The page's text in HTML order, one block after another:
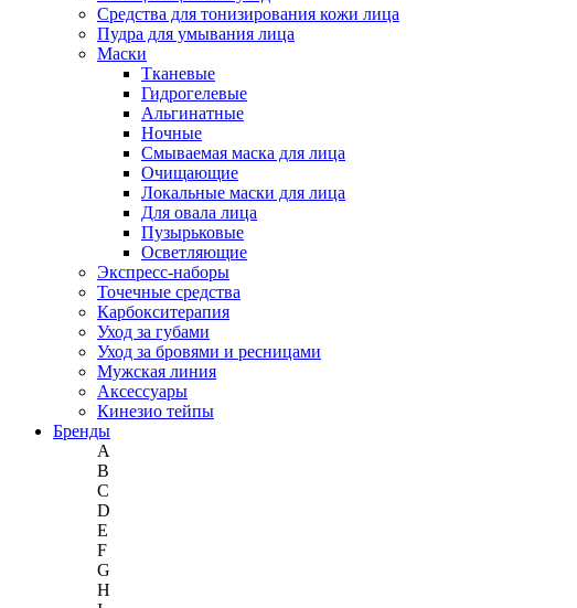
Средства для тонизирования кожи лица
Пудра для умывания лица
Маски
Тканевые
Гидрогелевые
Альгинатные
Ночные
Смываемая маска для лица
Очищающие
Локальные маски для лица
Для овала лица
Пузырьковые
Осветляющие
Экспресс-наборы
Точечные средства
Карбокситерапия
Уход за губами
Уход за бровями и ресницами
Мужская линия
Аксессуары
Кинезио тейпы
Бренды
A
B
C
D
E
F
G
H